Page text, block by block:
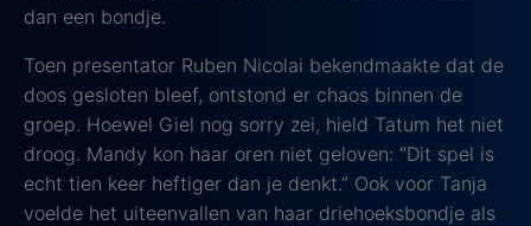
dan een bondje.
Toen presentator Ruben Nicolai bekendmaakte dat de
doos gesloten bleef, ontstond er chaos binnen de
groep. Hoewel Giel nog sorry zei, hield Tatum het niet
droog. Mandy kon haar oren niet geloven: “Dit spel is
echt tien keer heftiger dan je denkt.” Ook voor Tanja
voelde het uiteenvallen van haar driehoeksbondje als